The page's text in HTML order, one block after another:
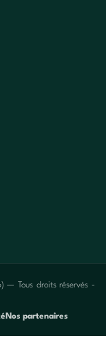
— Tous droits réservés -
Nos partenaires